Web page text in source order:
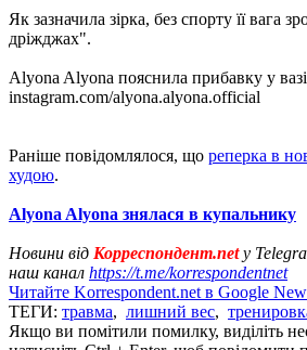
Як зазначила зірка, без спорту її вага
дріжджах".
Alyona Alyona пояснила прибавку у
instagram.com/alyona.alyona.official
Раніше повідомлялося, що реперка в
худою.
Alyona Alyona знялася в купальнику
Новини від Корреспондент.netу
наш канал https://t.me/korrespondentnet
Читайте Korrespondent.net в Google
ТЕГИ: травма, лишний вес,
Якщо ви помітили помилку, виділіть